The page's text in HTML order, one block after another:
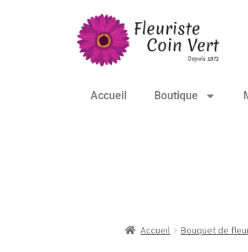
Accueil Boutique
Accueil Bouquet de